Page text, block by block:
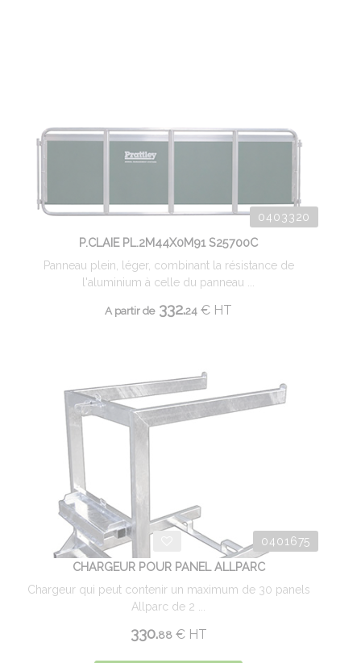
0403320
P.CLAIE PL.2M44X0M91 S25700C
Panneau plein, léger, combinant la résistance de
l'aluminium à celle du panneau ...
A partir de332.24 € HT
0401675
CHARGEUR POUR PANEL ALLPARC
Chargeur qui peut contenir un maximum de 30 panels
Allparc de 2 ...
330.88 €HT